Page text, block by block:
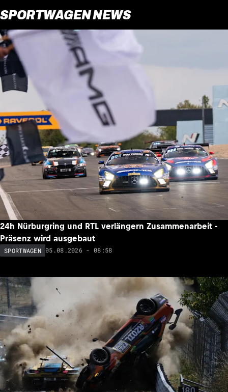
SPORTWAGEN NEWS
24h Nürburgring und RTL verlängern Zusammenarbeit -
Präsenz wird ausgebaut
SPORTWAGEN 05.08.2026 - 08:58